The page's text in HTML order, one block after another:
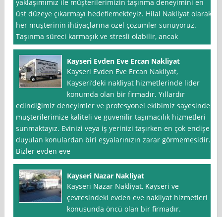
yaklaşımımız ile müşterilerimizin taşınma deneyimini en
üst düzeye çıkarmayı hedeflemekteyiz. Hilal Nakliyat olarak,
her müşterinin ihtiyaçlarına özel çözümler sunuyoruz.
Taşınma süreci karmaşık ve stresli olabilir, ancak
Kayseri Evden Eve Ercan Nakliyat
Kayseri Evden Eve Ercan Nakliyat,
Kayseri’deki nakliyat hizmetlerinde lider
konumda olan bir firmadır. Yıllardır
edindiğimiz deneyimler ve profesyonel ekibimiz sayesinde
müşterilerimize kaliteli ve güvenilir taşımacılık hizmetleri
sunmaktayız. Evinizi veya iş yerinizi taşırken en çok endişe
duyulan konulardan biri eşyalarınızın zarar görmemesidir.
Bizler evden eve
Kayseri Nazar Nakliyat
Kayseri Nazar Nakliyat, Kayseri ve
çevresindeki evden eve nakliyat hizmetleri
konusunda öncü olan bir firmadır.